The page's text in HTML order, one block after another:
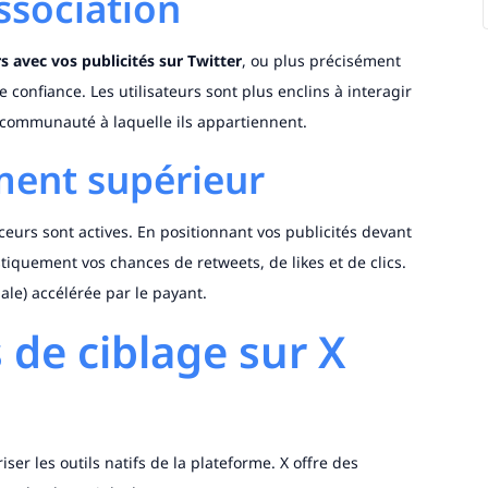
avec vos publicités sur Twitter, ou plus précisément
confiance. Les utilisateurs sont plus enclins à interagir
à laquelle ils appartiennent.
supérieur
sont actives. En positionnant vos publicités devant
vos chances de retweets, de likes et de clics.
accélérée par le payant.
ciblage sur X
les outils natifs de la plateforme. X offre des